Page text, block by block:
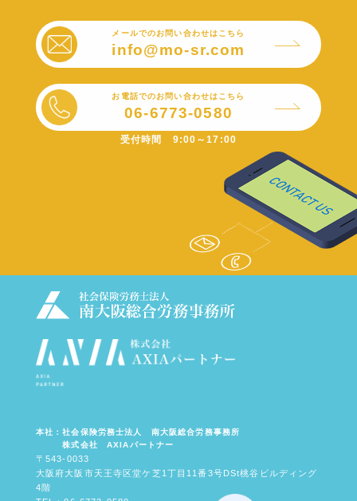
メールでのお問い合わせはこちら
info@mo-sr.com
お電話でのお問い合わせはこちら
06-6773-0580
受付時間 9:00～17:00
本社：社会保険労務士法人 南大阪総合労務事務所
株式会社 AXIAパートナー
〒543-0033
大阪府大阪市天王寺区堂ケ芝1丁目11番3号DSt桃谷ビルディング
4階